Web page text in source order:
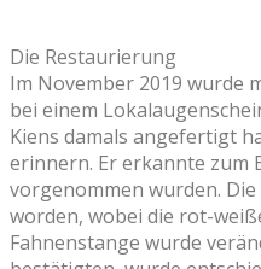
Die Restaurierung
Im November 2019 wurde
bei einem
Kiens damals angefertigt
erinnern. Er erkannte zum
vorgenommen wurden.
worden, wobei die rot-
Fahnenstange wurde